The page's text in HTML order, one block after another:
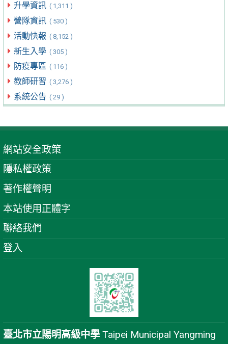
升學資訊 ( 1,311 )
營隊資訊 ( 530 )
活動快報 ( 8,152 )
新生入學 ( 305 )
防疫專區 ( 116 )
教師研習 ( 3,276 )
系統公告 ( 29 )
網站安全政策
隱私權政策
著作權聲明
本站使用正體字
聯絡我們
登入
臺北市立陽明高級中學 Taipei Municipal Yangming